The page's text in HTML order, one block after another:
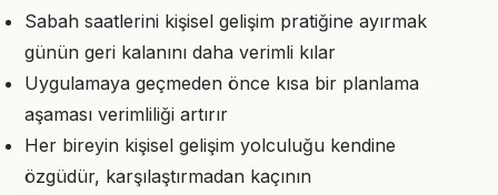
Sabah saatlerini kişisel gelişim pratiğine ayırmak
günün geri kalanını daha verimli kılar
Uygulamaya geçmeden önce kısa bir planlama
aşaması verimliliği artırır
Her bireyin kişisel gelişim yolculuğu kendine
özgüdür, karşılaştırmadan kaçının